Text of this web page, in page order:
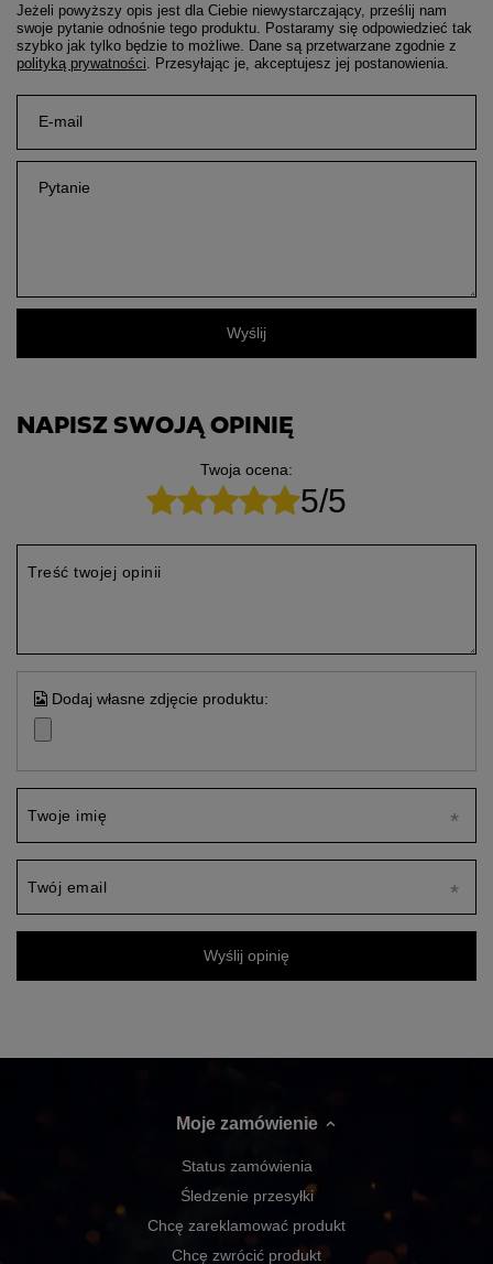
Jeżeli powyższy opis jest dla Ciebie niewystarczający, prześlij nam
swoje pytanie odnośnie tego produktu. Postaramy się odpowiedzieć tak
szybko jak tylko będzie to możliwe. Dane są przetwarzane zgodnie z
polityką prywatności . Przesyłając je, akceptujesz jej postanowienia.
E-mail
Pytanie
Wyślij
NAPISZ SWOJĄ OPINIĘ
Twoja ocena:
5/5
Treść twojej opinii
Dodaj własne zdjęcie produktu:
Twoje imię
Twój email
Wyślij opinię
Moje zamówienie
Status zamówienia
Śledzenie przesyłki
Chcę zareklamować produkt
Chcę zwrócić produkt